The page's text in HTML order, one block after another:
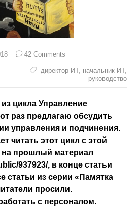
42 Comments
директор ИТ, начальник ИТ,
руководство
цикла Управление
раз предлагаю обсудить
управления и подчинения.
читать этот цикл с этой
на прошлый материал
937923/, в конце статьи
статьи из серии «Памятка
просили.
с персоналом.